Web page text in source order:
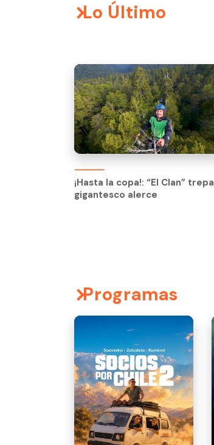
Lo Último
gigantesco alerce
¡Hasta la copa!: “El Clan” trepa
gigantesco alerce
Programas